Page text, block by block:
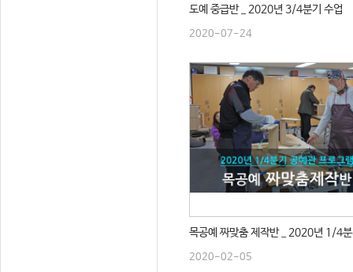
도예 중급반 _ 2020년 3/4분기 수업
2020-07-24
목공예 짜맞춤 제작반 _ 2020년 1/4
2020-02-05